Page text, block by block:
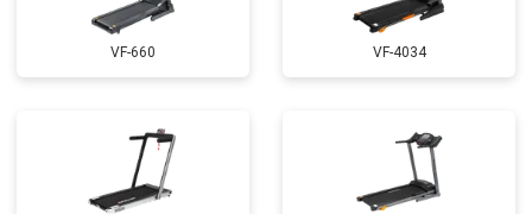
VF-660 VF-4034